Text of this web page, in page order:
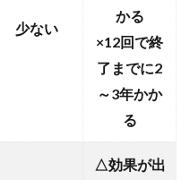
少ない
かる
×12回で終
了までに2
～3年かか
る
△効果が出